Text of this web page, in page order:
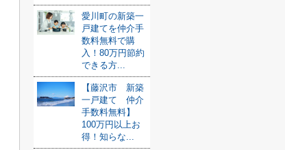
愛川町の新築一
戸建てを仲介手
数料無料で購
入！80万円節約
できる方...
【藤沢市 新築
一戸建て 仲介
手数料無料】
100万円以上お
得！知らな...